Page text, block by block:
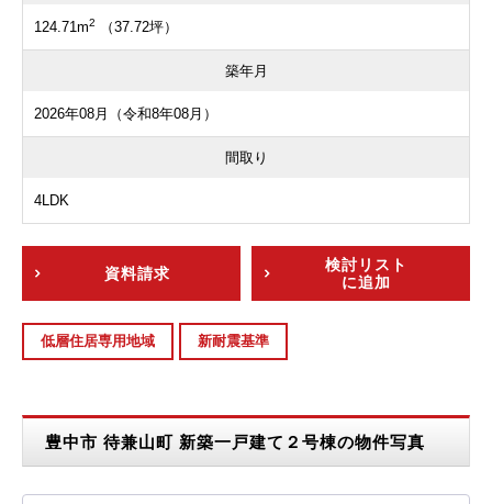
124.71m2 （37.72坪）
築年月
2026年08月（令和8年08月）
間取り
4LDK
資料請求
検討リスト
に追加
低層住居専用地域 新耐震基準
豊中市 待兼山町 新築一戸建て２号棟の物件写真